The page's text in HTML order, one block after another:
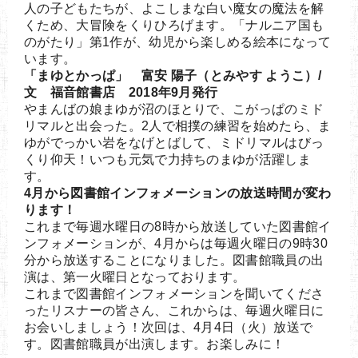
人の子どもたちが、よこしまな白い魔女の魔法を解
くため、大冒険をくりひろげます。「ナルニア国も
のがたり」第1作が、幼児から楽しめる絵本になって
います。
「まゆとかっぱ」 富安 陽子（とみやす ようこ）/
文 福音館書店 2018年9月発行
やまんばの娘まゆが沼のほとりで、こがっぱのミド
リマルと出会った。2人で相撲の練習を始めたら、ま
ゆがでっかい岩をなげとばして、ミドリマルはびっ
くり仰天！いつも元気で力持ちのまゆが活躍しま
す。
4月から図書館インフォメーションの放送時間が変わ
ります！
これまで毎週水曜日の8時から放送していた図書館イ
ンフォメーションが、4月からは毎週火曜日の9時30
分から放送することになりました。図書館職員の出
演は、第一火曜日となっております。
これまで図書館インフォメーションを聞いてくださ
ったリスナーの皆さん、これからは、毎週火曜日に
お会いしましょう！次回は、4月4日（火）放送で
す。図書館職員が出演します。お楽しみに！